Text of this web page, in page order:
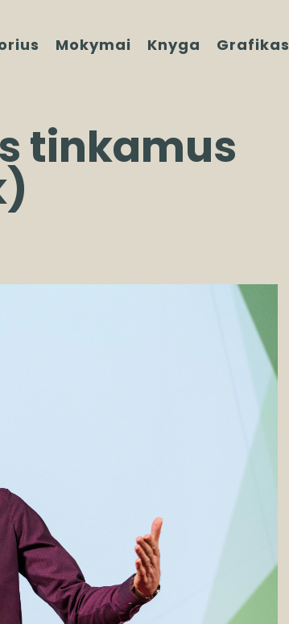
Mokymai Knyga Grafikas
tinkamus